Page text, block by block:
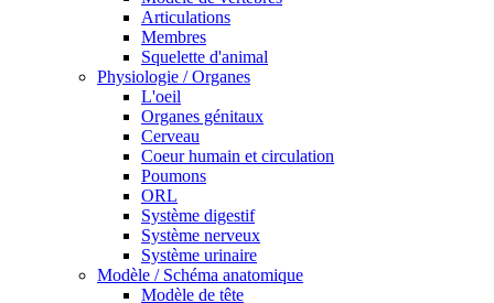
Articulations
Membres
Squelette d'animal
Physiologie / Organes
L'oeil
Organes génitaux
Cerveau
Coeur humain et circulation
Poumons
ORL
Système digestif
Système nerveux
Système urinaire
Modèle / Schéma anatomique
Modèle de tête